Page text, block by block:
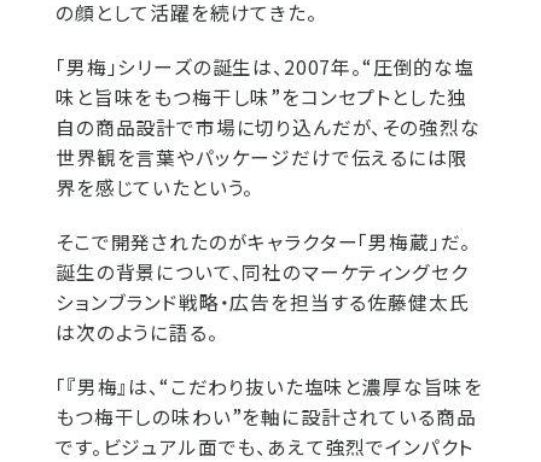
の顔として活躍を続けてきた。
「男梅」シリーズの誕生は、2007年。“圧倒的な塩
味と旨味をもつ梅干し味”をコンセプトとした独
自の商品設計で市場に切り込んだが、その強烈な
世界観を言葉やパッケージだけで伝えるには限
界を感じていたという。
そこで開発されたのがキャラクター「男梅蔵」だ。
誕生の背景について、同社のマーケティングセク
ションブランド戦略・広告を担当する佐藤健太氏
は次のように語る。
「『男梅』は、“こだわり抜いた塩味と濃厚な旨味を
もつ梅干しの味わい”を軸に設計されている商品
です。ビジュアル面でも、あえて強烈でインパクト